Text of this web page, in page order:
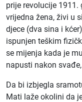
prije revolucije 1911.
vrijedna žena, živi u
djece (dva sina i
ispunjen teškim
se mijenja kada je
napusti nakon
Da bi izbjegla
Mati laže okolini da